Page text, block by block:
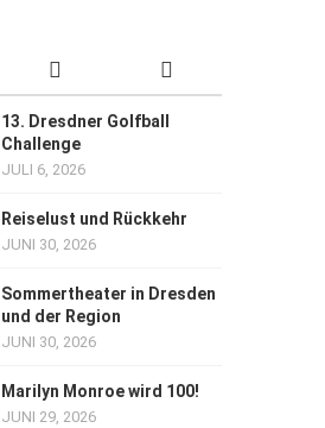
13. Dresdner Golfball
Challenge
JULI 6, 2026
Reiselust und Rückkehr
JUNI 30, 2026
Sommertheater in Dresden
und der Region
JUNI 30, 2026
Marilyn Monroe wird 100!
JUNI 29, 2026